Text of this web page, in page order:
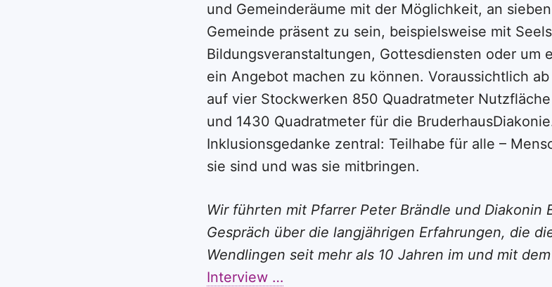
und Gemeinderäume mit der Möglichkeit, an
Gemeinde präsent zu sein, beispielsweise mit
Bildungsveranstaltungen, Gottesdiensten oder um
ein Angebot machen zu können. Voraussichtlich
auf vier Stockwerken 850 Quadratmeter
und 1430 Quadratmeter für die
Inklusionsgedanke zentral: Teilhabe für alle –
sie sind und was sie mitbringen.
Wir führten mit Pfarrer Peter Brändle und Diakonin
Gespräch über die langjährigen Erfahrungen, die
Wendlingen seit mehr als 10 Jahren im und mit
Interview …